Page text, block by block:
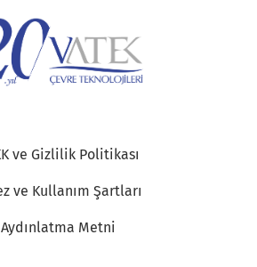
ve Gizlilik Politikası
ve Kullanım Şartları
Aydınlatma Metni